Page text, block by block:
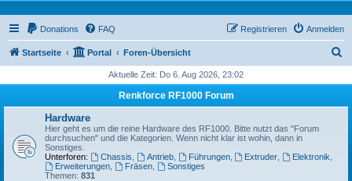
Donations FAQ Anmelden
Registrieren
Startseite Portal Foren-Übersicht
h
Aktuelle Zeit: Do 6. Aug 2026, 23:02
Renkforce RF1000 Forum
Hardware
Hier geht es um die reine Hardware des RF1000. Bitte nutzt das "Forum
durchsuchen" und die Kategorien. Wenn nicht klar ist wohin, dann in
Sonstiges.
Unterforen:
Chassis Antrieb, Führungen, Extruder Elektronik
Erweiterungen, Fräsen,
Sonstiges
Themen: 831